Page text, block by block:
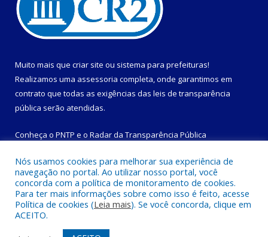
Muito mais que criar site ou sistema para prefeituras!
Realizamos uma assessoria completa, onde garantimos em
contrato que todas as exigências das leis de transparência
pública serão atendidas.
Conheça o PNTP e o Radar da Transparência Pública
Todos os direitos reservados a Prefeitura Municipal de
Magalhães Barata.
Nós usamos cookies para melhorar sua experiência de
navegação no portal. Ao utilizar nosso portal, você
concorda com a política de monitoramento de cookies.
Para ter mais informações sobre como isso é feito, acesse
Política de cookies (Leia mais). Se você concorda, clique em
ACEITO.